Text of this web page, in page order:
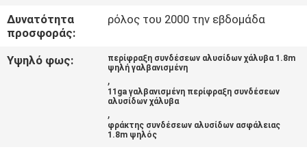
ΈΝΑ
ΑΠΌΣΠΑΣΜΑ
Δυνατότητα
προσφοράς:
ρόλος του 2000 την εβδομάδα
Υψηλό φως:
περίφραξη συνδέσεων αλυσίδων χάλυβα 1.8m
ψηλή γαλβανισμένη
,
11ga γαλβανισμένη περίφραξη συνδέσεων
αλυσίδων χάλυβα
,
φράκτης συνδέσεων αλυσίδων ασφάλειας
1.8m ψηλός